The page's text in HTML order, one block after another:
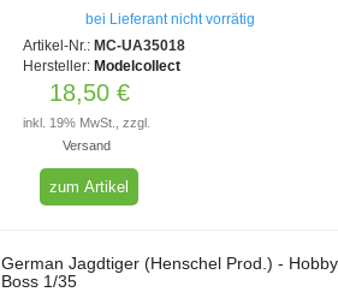
bei Lieferant nicht vorrätig
Artikel-Nr.: MC-UA35018
Hersteller: Modelcollect
18,50 €
inkl. 19% MwSt., zzgl.
Versand
zum Artikel
German Jagdtiger (Henschel Prod.) - Hobby
Boss 1/35